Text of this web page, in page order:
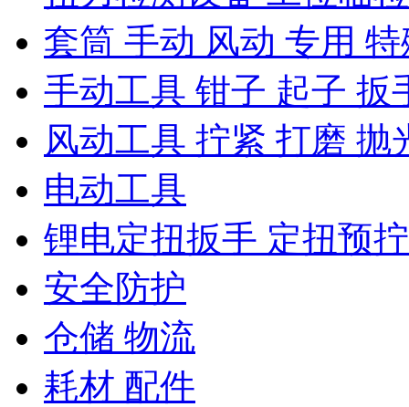
套筒 手动 风动 专用 特
手动工具 钳子 起子 扳
风动工具 拧紧 打磨 抛
电动工具
锂电定扭扳手 定扭预
安全防护
仓储 物流
耗材 配件